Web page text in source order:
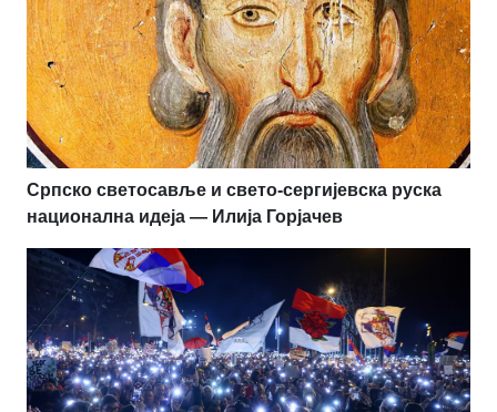
Српско светосавље и свето-сергијевска руска
национална идеја — Илија Горјачев